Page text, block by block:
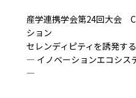
産学連携学会第24回大会
ション
セレンディピティを誘発す
― イノベーションエコシス
―